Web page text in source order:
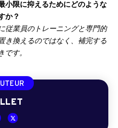
小限に抑えるためにどのような
か？
従業員のトレーニングと専門的
き換えるのではなく、補完する
す。